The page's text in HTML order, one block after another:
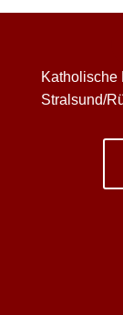
Katholische
Stralsund/